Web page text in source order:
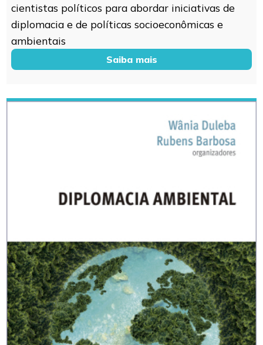
cientistas políticos para abordar iniciativas de
diplomacia e de políticas socioeconômicas e
ambientais
Saiba mais